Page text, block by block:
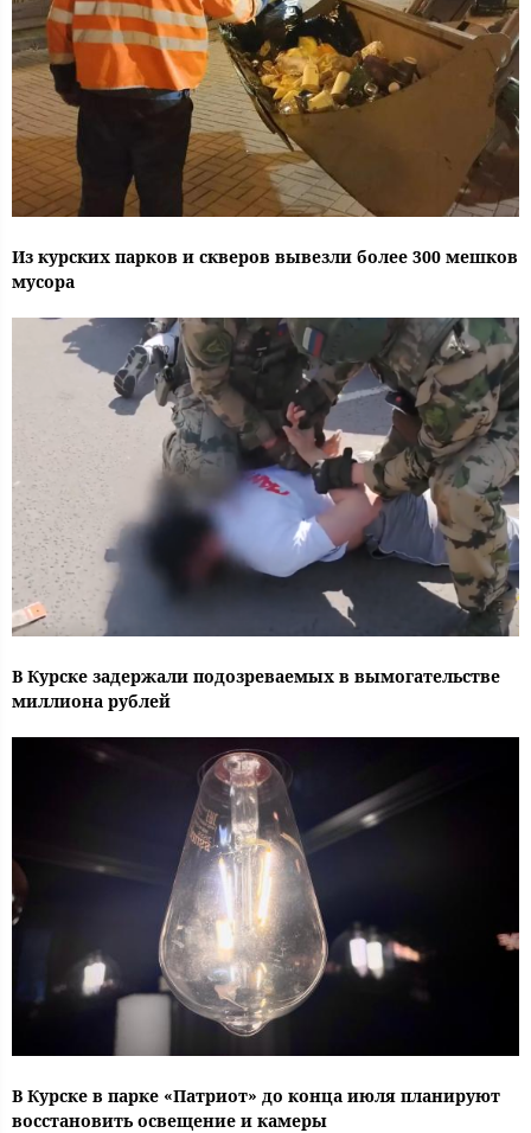
Из курских парков и скверов вывезли более 300 мешков
мусора
В Курске задержали подозреваемых в вымогательстве
миллиона рублей
В Курске в парке «Патриот» до конца июля планируют
восстановить освещение и камеры